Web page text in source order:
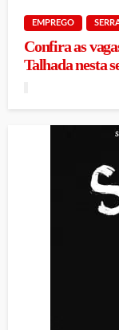
EMPREGO
Confira as
Talhada nesta